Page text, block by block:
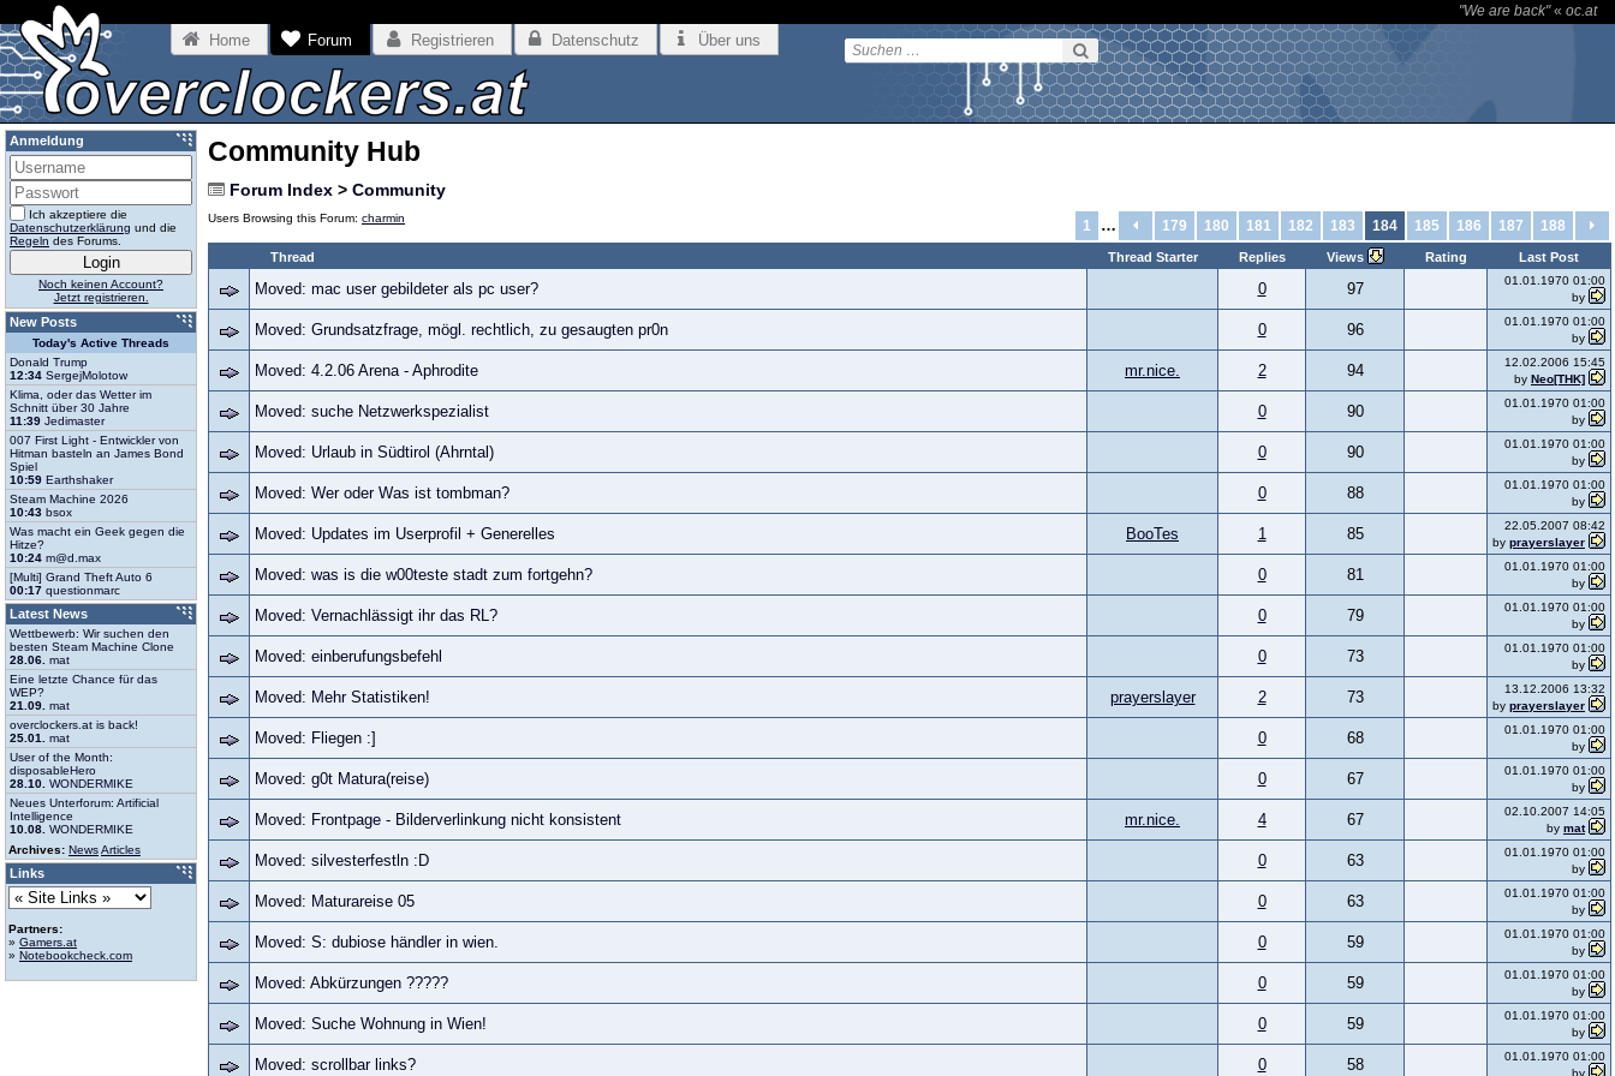
"We are back"« oc.at
Home Forum Registrieren Datenschutz Über uns
Community Hub
Forum Index > Community
Users Browsing this Forum: charmin 1 … 179 180 181 182 183 184 185 186 187 188
Thread Thread Starter Replies Views Rating Last Post
Moved: mac user gebildeter als pc user? 0 97
01.01.1970 01:00
by
Moved: Grundsatzfrage, mögl. rechtlich, zu gesaugten pr0n 0 96
01.01.1970 01:00
by
Moved: 4.2.06 Arena - Aphrodite mr.nice. 2 94
12.02.2006 15:45
by Neo[THK]
Moved: suche Netzwerkspezialist 0 90
01.01.1970 01:00
by
Moved: Urlaub in Südtirol (Ahrntal) 0 90
01.01.1970 01:00
by
Moved: Wer oder Was ist tombman? 0 88
01.01.1970 01:00
by
Moved: Updates im Userprofil + Generelles BooTes 1 85
22.05.2007 08:42
by prayerslayer
Moved: was is die w00teste stadt zum fortgehn? 0 81
01.01.1970 01:00
by
Moved: Vernachlässigt ihr das RL? 0 79
01.01.1970 01:00
by
Moved: einberufungsbefehl 0 73
01.01.1970 01:00
by
Moved: Mehr Statistiken! prayerslayer 2 73
13.12.2006 13:32
by prayerslayer
Moved: Fliegen :] 0 68
01.01.1970 01:00
by
Moved: g0t Matura(reise) 0 67
01.01.1970 01:00
by
Moved: Frontpage - Bilderverlinkung nicht konsistent mr.nice. 4 67
02.10.2007 14:05
by mat
Moved: silvesterfestln :D 0 63
01.01.1970 01:00
by
Moved: Maturareise 05 0 63
01.01.1970 01:00
by
Moved: S: dubiose händler in wien. 0 59
01.01.1970 01:00
by
Moved: Abkürzungen ????? 0 59
01.01.1970 01:00
by
Moved: Suche Wohnung in Wien! 0 59
01.01.1970 01:00
by
Moved: scrollbar links? 0 58
01.01.1970 01:00
by
Anmeldung
Ich akzeptiere die
Datenschutzerklärung und die
Regeln des Forums.
Noch keinen Account?
Jetzt registrieren.
New Posts
Today's Active Threads
Donald Trump
12:34 SergejMolotow
Klima, oder das Wetter im
Schnitt über 30 Jahre
11:39 Jedimaster
007 First Light - Entwickler von
Hitman basteln an James Bond
Spiel
10:59 Earthshaker
Steam Machine 2026
10:43 bsox
Was macht ein Geek gegen die
Hitze?
10:24 m@d.max
[Multi] Grand Theft Auto 6
00:17 questionmarc
Latest News
Wettbewerb: Wir suchen den
besten Steam Machine Clone
28.06. mat
Eine letzte Chance für das
WEP?
21.09. mat
overclockers.at is back!
25.01.
mat
User of the Month:
disposableHero
28.10. WONDERMIKE
Neues Unterforum: Artificial
Intelligence
10.08. WONDERMIKE
Archives: NewsArticles
Links
Partners:
» Gamers.at
» Notebookcheck.com